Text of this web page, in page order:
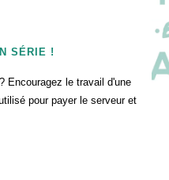
SÉRIE !
Encouragez le travail d'une
pour payer le serveur et